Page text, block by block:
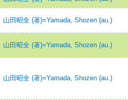
山田昭全 (著)=Yamada, Shozen (au.)
山田昭全 (著)=Yamada, Shozen (au.)
山田昭全 (著)=Yamada, Shozen (au.)